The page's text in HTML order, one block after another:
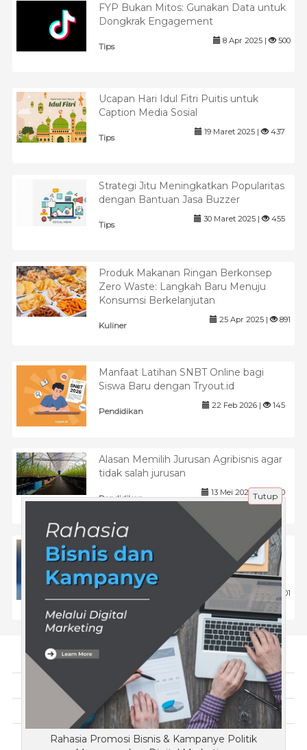
FYP Bukan Mitos: Gunakan Data untuk
Dongkrak Engagement
Tips
8 Apr 2025 | 500
Ucapan Hari Idul Fitri Puitis untuk
Caption Media Sosial
Tips
19 Maret 2025 | 437
Strategi Jitu Meningkatkan Popularitas
dengan Bantuan Jasa Buzzer
Tips
30 Maret 2025 | 455
Produk Makanan Ringan Berkonsep
Zero Waste: Langkah Baru Menuju
Konsumsi Berkelanjutan
Kuliner
25 Apr 2025 | 891
Manfaat Latihan SNBT Online bagi
Siswa Baru dengan Tryout.id
Pendidikan
22 Feb 2026 | 145
Alasan Memilih Jurusan Agribisnis agar
tidak salah jurusan
Pendidikan
13 Mei 2024 | 1330
Strategi Mengintegrasikan Call to
Action Email untuk Mendukung
Peringkat SEO
Tips
25 Feb 2026 | 201
Tentang Kami
Artikel
Disclaimer
Tutup
Rahasia Promosi Bisnis & Kampanye Politik